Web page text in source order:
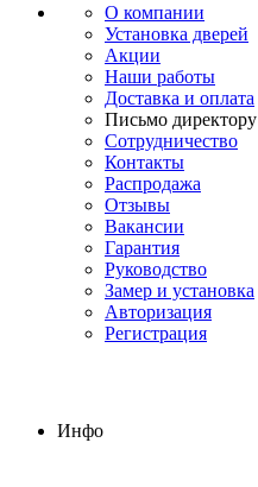
О компании
Установка дверей
Акции
Наши работы
Доставка и оплата
Письмо директору
Сотрудничество
Контакты
Распродажа
Отзывы
Вакансии
Гарантия
Руководство
Замер и установка
Авторизация
Регистрация
Инфо